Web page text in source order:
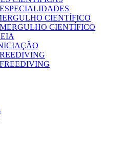
CIENTÍFICO
CIENTÍFICO